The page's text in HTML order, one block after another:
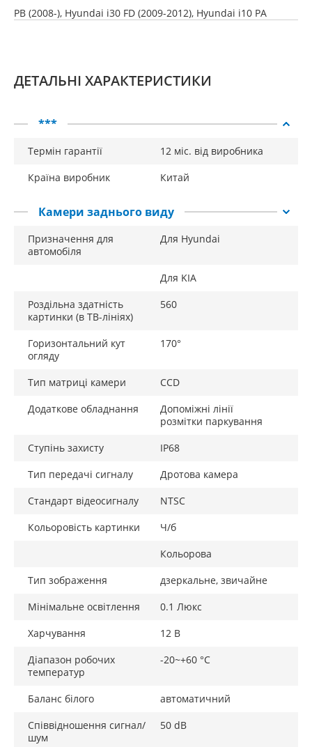
PB (2008-), Hyundai i30 FD (2009-2012), Hyundai i10 PA
ДЕТАЛЬНІ ХАРАКТЕРИСТИКИ
***
Термін гарантії
12 міс. від виробника
Країна виробник
Китай
Камери заднього виду
Призначення для
автомобіля
Для Hyundai
Для KIA
Роздільна здатність
картинки (в ТВ-лініях)
560
Горизонтальний кут
огляду
170°
Тип матриці камери
CCD
Додаткове обладнання
Допоміжні лінії
розмітки паркування
Ступінь захисту
IP68
Тип передачі сигналу
Дротова камера
Стандарт відеосигналу
NTSC
Кольоровість картинки
Ч/б
Кольорова
Тип зображення
дзеркальне, звичайне
Мінімальне освітлення
0.1 Люкс
Харчування
12 В
Діапазон робочих
температур
-20~+60 °C
Баланс білого
автоматичний
Співвідношення сигнал/
шум
50 dB